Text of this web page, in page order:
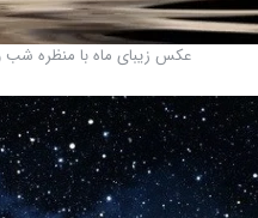
عکس زیبای ماه با منظره شب